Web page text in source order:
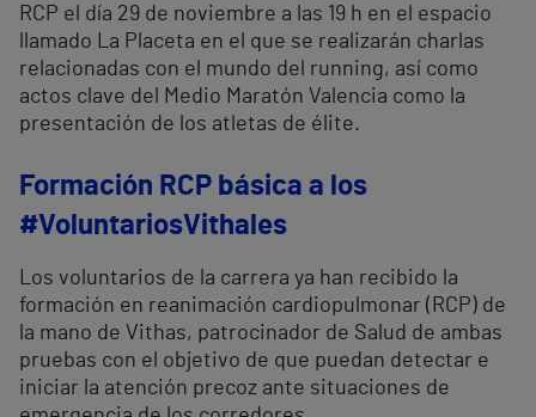
RCP el día 29 de noviembre a las 19 h en el espacio
llamado La Placeta en el que se realizarán charlas
relacionadas con el mundo del running, así como
actos clave del Medio Maratón Valencia como la
presentación de los atletas de élite.
Formación RCP básica a los
#VoluntariosVithales
Los voluntarios de la carrera ya han recibido la
formación en reanimación cardiopulmonar (RCP) de
la mano de Vithas, patrocinador de Salud de ambas
pruebas con el objetivo de que puedan detectar e
iniciar la atención precoz ante situaciones de